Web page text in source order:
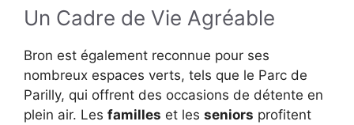
Un Cadre de Vie Agréable
Bron est également reconnue pour ses
nombreux espaces verts, tels que le Parc de
Parilly, qui offrent des occasions de détente en
plein air. Les familles et les seniors profitent